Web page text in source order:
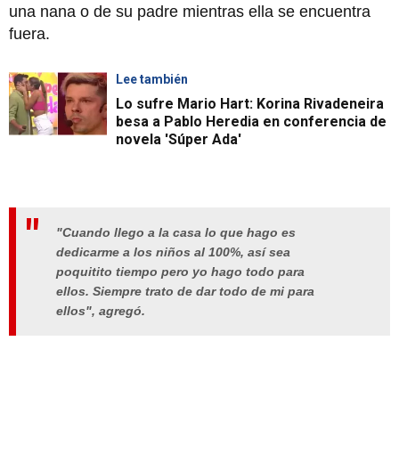
una nana o de su padre mientras ella se encuentra
fuera.
Lee también
Lo sufre Mario Hart: Korina Rivadeneira
besa a Pablo Heredia en conferencia de
novela 'Súper Ada'
"Cuando llego a la casa lo que hago es
dedicarme a los niños al 100%, así sea
poquitito tiempo pero yo hago todo para
ellos. Siempre trato de dar todo de mi para
ellos", agregó.